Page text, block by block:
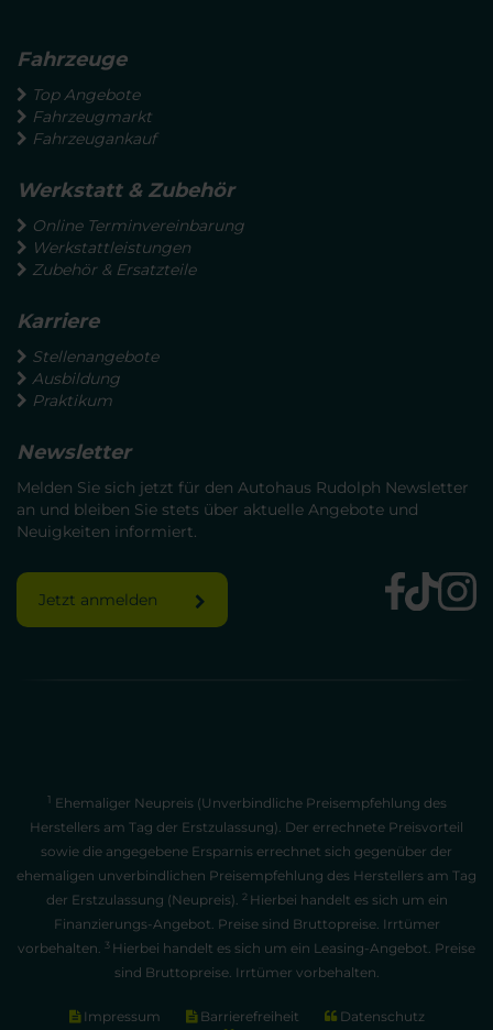
Fahrzeuge
Top Angebote
Fahrzeugmarkt
Fahrzeugankauf
Werkstatt & Zubehör
Online Terminvereinbarung
Werkstattleistungen
Zubehör & Ersatzteile
Karriere
Stellenangebote
Ausbildung
Praktikum
Newsletter
Melden Sie sich jetzt für den Autohaus Rudolph Newsletter
an und bleiben Sie stets über aktuelle Angebote und
Neuigkeiten informiert.
Jetzt anmelden
1 Ehemaliger Neupreis (Unverbindliche Preisempfehlung des
Herstellers am Tag der Erstzulassung). Der errechnete Preisvorteil
sowie die angegebene Ersparnis errechnet sich gegenüber der
ehemaligen unverbindlichen Preisempfehlung des Herstellers am Tag
der Erstzulassung (Neupreis). 2 Hierbei handelt es sich um ein
Finanzierungs-Angebot. Preise sind Bruttopreise. Irrtümer
vorbehalten. 3 Hierbei handelt es sich um ein Leasing-Angebot. Preise
sind Bruttopreise. Irrtümer vorbehalten.
Impressum Barrierefreiheit
Datenschutz